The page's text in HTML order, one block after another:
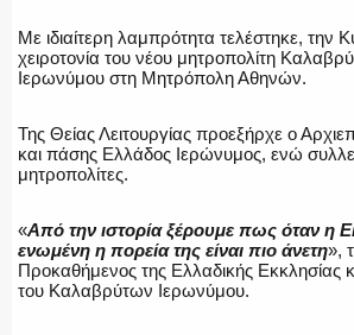
ΛΙΜΕΝΙΚΟ
ΕΝΟΠΛΕΣ ΔΥΝΑΜΕΙΣ
Με ιδιαίτερη λαμπρότητα τελέστηκε, την
χειροτονία του νέου μητροπολίτη
Ιερωνύμου στη Μητρόπολη Αθηνών.
Της Θείας Λειτουργίας προεξήρχε ο
και πάσης Ελλάδος Ιερώνυμος, ενώ
μητροπολίτες.
«Από την ιστορία ξέρουμε πως όταν η
ενωμένη η πορεία της είναι πιο άνετη»,
Προκαθήμενος της Ελλαδικής Εκκλησίας
του Καλαβρύτων Ιερωνύμου.